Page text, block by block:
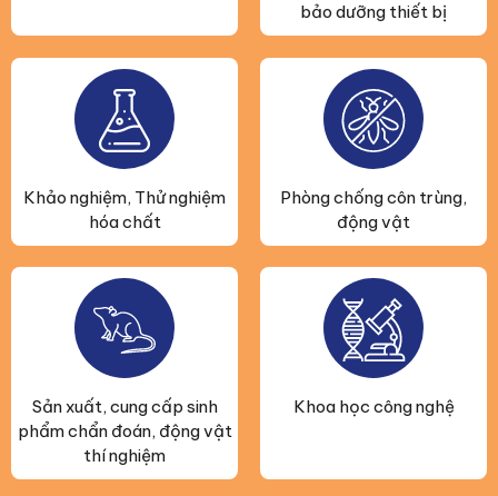
bảo dưỡng thiết bị
Khảo nghiệm, Thử nghiệm
hóa chất
Phòng chống côn trùng,
động vật
Sản xuất, cung cấp sinh
phẩm chẩn đoán, động vật
thí nghiệm
Khoa học công nghệ